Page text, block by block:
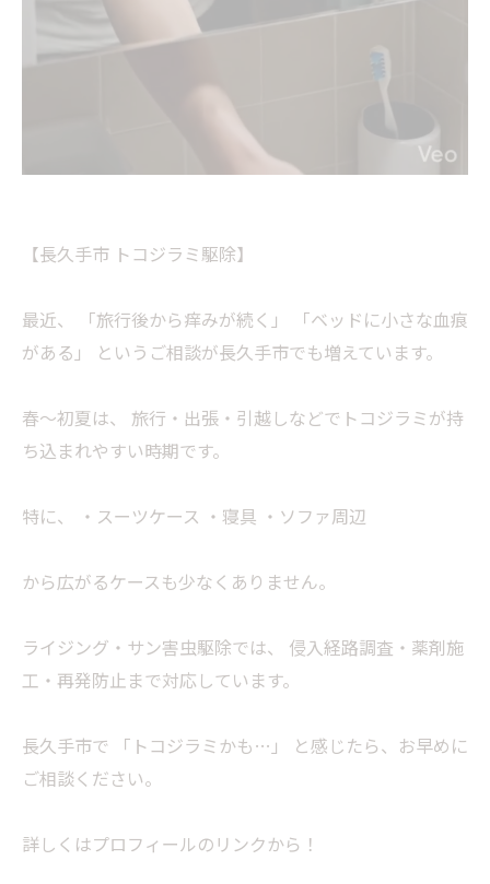
【長久手市 トコジラミ駆除】
最近、 「旅行後から痒みが続く」 「ベッドに小さな血痕
がある」 というご相談が長久手市でも増えています。
春〜初夏は、 旅行・出張・引越しなどでトコジラミが持
ち込まれやすい時期です。
特に、 ・スーツケース ・寝具 ・ソファ周辺
から広がるケースも少なくありません。
ライジング・サン害虫駆除では、 侵入経路調査・薬剤施
工・再発防止まで対応しています。
長久手市で 「トコジラミかも…」 と感じたら、お早めに
ご相談ください。
詳しくはプロフィールのリンクから！